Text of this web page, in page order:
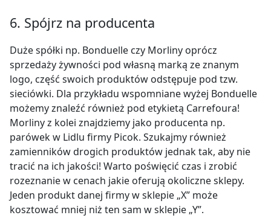
6. Spójrz na producenta
Duże spółki np. Bonduelle czy Morliny oprócz
sprzedaży żywności pod własną marką ze znanym
logo, część swoich produktów odstępuje pod tzw.
sieciówki. Dla przykładu wspomniane wyżej Bonduelle
możemy znaleźć również pod etykietą Carrefoura!
Morliny z kolei znajdziemy jako producenta np.
parówek w Lidlu firmy Picok. Szukajmy również
zamienników drogich produktów jednak tak, aby nie
tracić na ich jakości! Warto poświęcić czas i zrobić
rozeznanie w cenach jakie oferują okoliczne sklepy.
Jeden produkt danej firmy w sklepie „X” może
kosztować mniej niż ten sam w sklepie „Y”.